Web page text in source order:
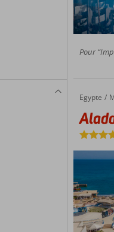
Pour
Accueil
Egypte
Aladdin Beach